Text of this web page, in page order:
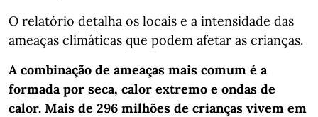
O relatório detalha os locais e a intensidade das
ameaças climáticas que podem afetar as crianças.
A combinação de ameaças mais comum é a
formada por seca, calor extremo e ondas de
calor. Mais de 296 milhões de crianças vivem em